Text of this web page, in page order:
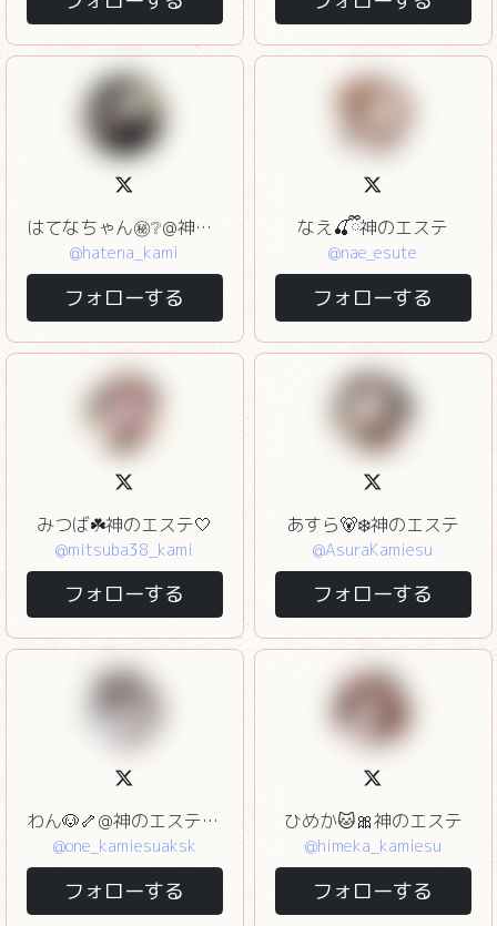
はてなちゃん㊙️❔@神のエステ赤坂
@hatena_kami
フォローする
なえ🍒ྀི神のエステ
@nae_esute
フォローする
みつば☘️神のエステ🤍
@mitsuba38_kami
フォローする
あすら🐻‍❄️神のエステ
@AsuraKamiesu
フォローする
わん🐶🦴@神のエステ赤坂
@one_kamiesuaksk
フォローする
ひめか🐱🎀神のエステ
@himeka_kamiesu
フォローする